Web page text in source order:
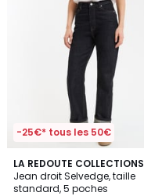
-25€* tous les 50€
LA REDOUTE COLLECTIONS
Jean droit Selvedge, taille
standard, 5 poches
4,2
/ 5